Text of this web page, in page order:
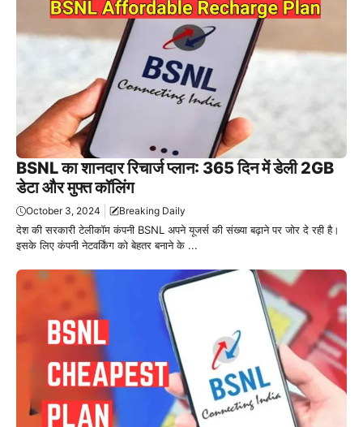
BSNL का शानदार रिचार्ज प्लान: 365 दिन में डेली 2GB
डेटा और मुफ्त कॉलिंग
October 3, 2024 Breaking Daily
देश की सरकारी टेलीकॉम कंपनी BSNL अपने यूजर्स की संख्या बढ़ाने पर जोर दे रही है।
इसके लिए कंपनी नेटवर्किंग को बेहतर बनाने के ...